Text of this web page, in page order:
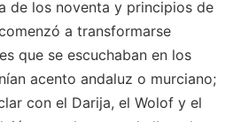
de los noventa y principios de
a transformarse
que se escuchaban en los
acento andaluz o murciano;
con el Darija, el Wolof y el